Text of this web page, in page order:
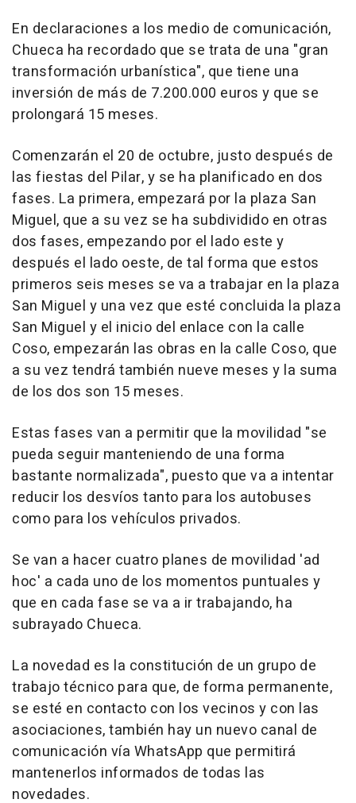
En declaraciones a los medio de comunicación,
Chueca ha recordado que se trata de una "gran
transformación urbanística", que tiene una
inversión de más de 7.200.000 euros y que se
prolongará 15 meses.
Comenzarán el 20 de octubre, justo después de
las fiestas del Pilar, y se ha planificado en dos
fases. La primera, empezará por la plaza San
Miguel, que a su vez se ha subdividido en otras
dos fases, empezando por el lado este y
después el lado oeste, de tal forma que estos
primeros seis meses se va a trabajar en la plaza
San Miguel y una vez que esté concluida la plaza
San Miguel y el inicio del enlace con la calle
Coso, empezarán las obras en la calle Coso, que
a su vez tendrá también nueve meses y la suma
de los dos son 15 meses.
Estas fases van a permitir que la movilidad "se
pueda seguir manteniendo de una forma
bastante normalizada", puesto que va a intentar
reducir los desvíos tanto para los autobuses
como para los vehículos privados.
Se van a hacer cuatro planes de movilidad 'ad
hoc' a cada uno de los momentos puntuales y
que en cada fase se va a ir trabajando, ha
subrayado Chueca.
La novedad es la constitución de un grupo de
trabajo técnico para que, de forma permanente,
se esté en contacto con los vecinos y con las
asociaciones, también hay un nuevo canal de
comunicación vía WhatsApp que permitirá
mantenerlos informados de todas las
novedades.